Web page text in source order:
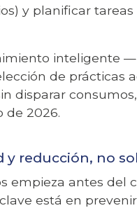
y planificar
inteligente
de prácticas
disparar
de 2026.
y reducción, no
empieza antes del
está en